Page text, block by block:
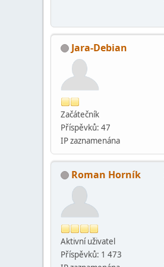
Jara-Debian
Začátečník
Příspěvků: 47
IP zaznamenána
Roman Horník
Aktivní­ uživatel
Příspěvků: 1 473